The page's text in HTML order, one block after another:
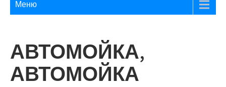
Меню
АВТОМОЙКА,
АВТОМОЙКА